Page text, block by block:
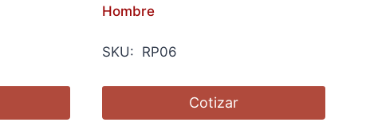
Hombre
SKU: RP06
Cotizar